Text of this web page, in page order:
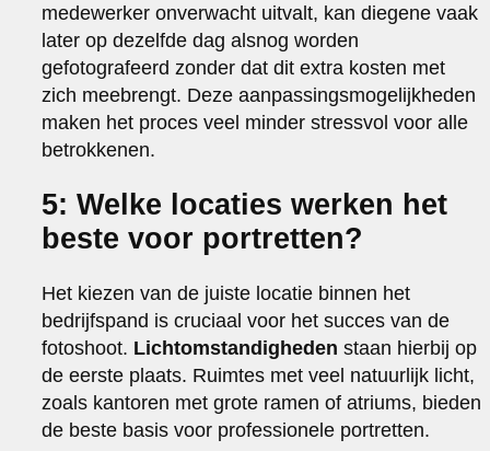
medewerker onverwacht uitvalt, kan diegene vaak
later op dezelfde dag alsnog worden
gefotografeerd zonder dat dit extra kosten met
zich meebrengt. Deze aanpassingsmogelijkheden
maken het proces veel minder stressvol voor alle
betrokkenen.
5: Welke locaties werken het
beste voor portretten?
Het kiezen van de juiste locatie binnen het
bedrijfspand is cruciaal voor het succes van de
fotoshoot. Lichtomstandigheden staan hierbij op
de eerste plaats. Ruimtes met veel natuurlijk licht,
zoals kantoren met grote ramen of atriums, bieden
de beste basis voor professionele portretten.